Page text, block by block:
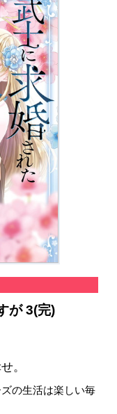
が 3(完)
。
の生活は楽しい毎